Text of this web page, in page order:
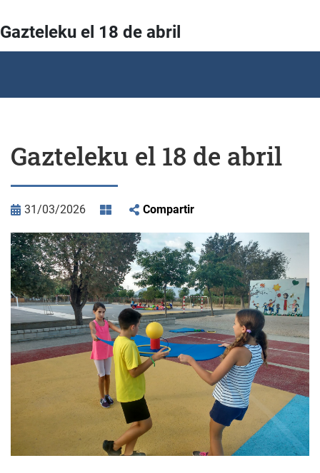
Gazteleku el 18 de abril
Gazteleku el 18 de abril
31/03/2026 Compartir